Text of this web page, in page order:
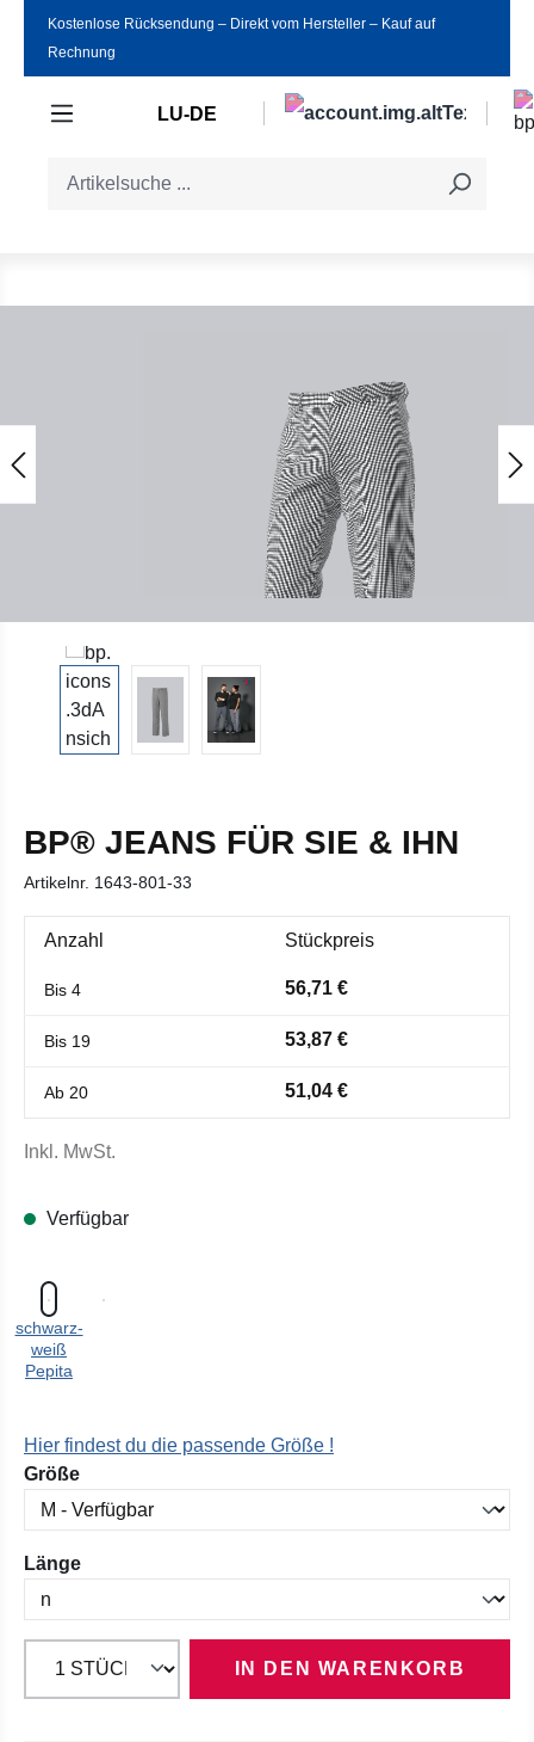
Zum Hauptinhalt springen
Kostenlose Rücksendung ‒ Direkt vom Hersteller ‒ Kauf auf
Rechnung
LU-DE
BP® JEANS FÜR SIE & IHN
Artikelnr. 1643-801-33
Anzahl Stückpreis
Bis 4 56,71 €
Bis 19 53,87 €
Ab 20 51,04 €
Inkl. MwSt.
Verfügbar
schwarz-
weiß
Pepita
Hier findest du die passende Größe !
Größeauswählen
Längeauswählen
IN DEN WARENKORB